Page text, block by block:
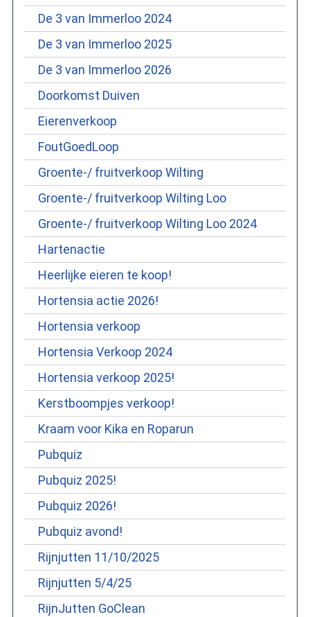
De 3 van Immerloo 2024
De 3 van Immerloo 2025
De 3 van Immerloo 2026
Doorkomst Duiven
Eierenverkoop
FoutGoedLoop
Groente-/ fruitverkoop Wilting
Groente-/ fruitverkoop Wilting Loo
Groente-/ fruitverkoop Wilting Loo 2024
Hartenactie
Heerlijke eieren te koop!
Hortensia actie 2026!
Hortensia verkoop
Hortensia Verkoop 2024
Hortensia verkoop 2025!
Kerstboompjes verkoop!
Kraam voor Kika en Roparun
Pubquiz
Pubquiz 2025!
Pubquiz 2026!
Pubquiz avond!
Rijnjutten 11/10/2025
Rijnjutten 5/4/25
RijnJutten GoClean